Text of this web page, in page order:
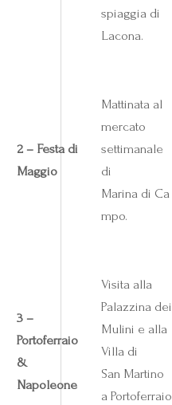
spiaggia di
Lacona.
2 – Festa di
Maggio
Mattinata al
mercato
settimanale
di
Marina di Ca
mpo.
3 –
Portoferraio
&
Napoleone
Visita alla
Palazzina dei
Mulini e alla
Villa di
San Martino
a Portoferraio